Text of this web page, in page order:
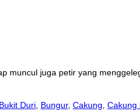
muncul juga petir yang
Bukit Duri, Bungur, Cakung, Cakung